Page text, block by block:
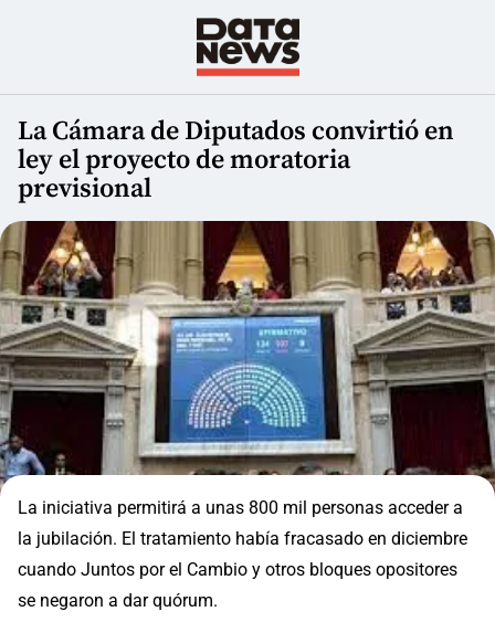
La Cámara de Diputados convirtió en
ley el proyecto de moratoria
previsional
La iniciativa permitirá a unas 800 mil personas acceder a
la jubilación. El tratamiento había fracasado en diciembre
cuando Juntos por el Cambio y otros bloques opositores
se negaron a dar quórum.